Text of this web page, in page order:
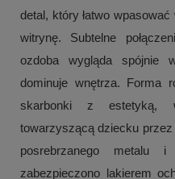
detal, który łatwo
witrynę. Subtelne
ozdoba wygląda spójnie
dominuje wnętrza. Forma
skarbonki z estetyką,
towarzyszącą dziecku
posrebrzanego metalu
zabezpieczono lakierem